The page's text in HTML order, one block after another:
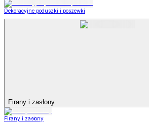
Dekoracyjne poduszki i poszewki
Firany i zasłony
Firany i zasłony